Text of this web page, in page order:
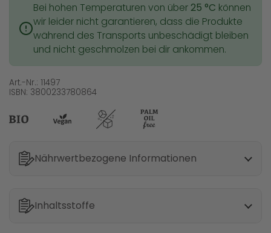
Bei hohen Temperaturen von über25 °C können
wir leider nicht garantieren, dass die Produkte
während des Transports unbeschädigt bleiben
und nicht geschmolzen bei dir ankommen.
Art.-Nr.: 11497
ISBN: 3800233780864
Nährwertbezogene Informationen
Inhaltsstoffe